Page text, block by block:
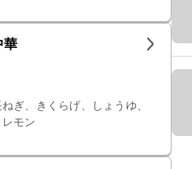
華
ぎ、きくらげ、しょうゆ、
モン